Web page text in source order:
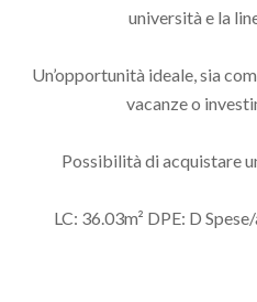
università e la
Un’opportunità ideale, sia
vacanze o
Possibilità di acquistare
LC: 36.03m² DPE: D